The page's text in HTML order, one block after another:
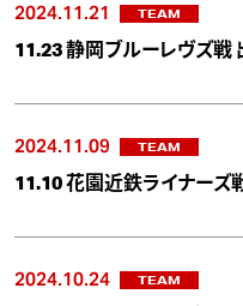
2024.11.21 TEAM
11.23 静岡ブルーレヴズ戦
2024.11.09 TEAM
11.10 花園近鉄ライナーズ
2024.10.24 TEAM